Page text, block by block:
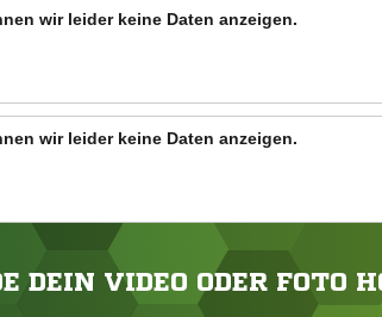
wir leider keine Daten anzeigen.
wir leider keine Daten anzeigen.
DEIN VIDEO ODER FOTO